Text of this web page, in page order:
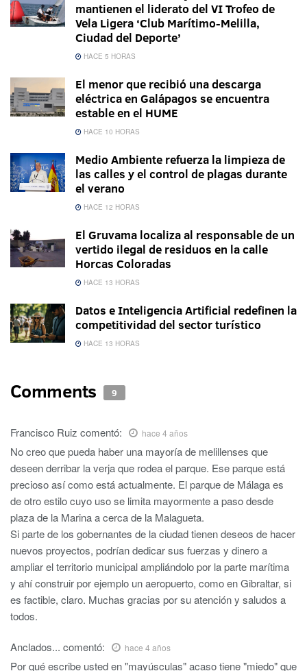
mantienen el liderato del VI Trofeo de
Vela Ligera ‘Club Marítimo-Melilla,
Ciudad del Deporte’
HACE 5 HORAS
El menor que recibió una descarga
eléctrica en Galápagos se encuentra
estable en el HUME
HACE 10 HORAS
Medio Ambiente refuerza la limpieza de
las calles y el control de plagas durante
el verano
HACE 12 HORAS
El Gruvama localiza al responsable de un
vertido ilegal de residuos en la calle
Horcas Coloradas
HACE 13 HORAS
Datos e Inteligencia Artificial redefinen la
competitividad del sector turístico
HACE 13 HORAS
Comments 9
Francisco Ruiz comentó: hace 4 años
No creo que pueda haber una mayoría de melillenses que
deseen derribar la verja que rodea el parque. Ese parque está
precioso así como está actualmente. El parque de Málaga es
de otro estilo cuyo uso se limita mayormente a paso desde
plaza de la Marina a cerca de la Malagueta.
Si parte de los gobernantes de la ciudad tienen deseos de hacer
nuevos proyectos, podrían dedicar sus fuerzas y dinero a
ampliar el territorio municipal ampliándolo por la parte marítima
y ahí construir por ejemplo un aeropuerto, como en Gibraltar, si
es factible, claro. Muchas gracias por su atención y saludos a
todos.
Anclados... comentó: hace 4 años
Por qué escribe usted en "mayúsculas" acaso tiene "miedo" que